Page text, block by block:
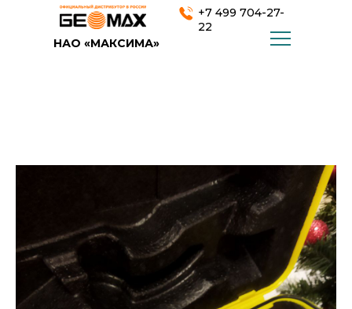
+7 499 704-27-
22
НАО «МАКСИМА»